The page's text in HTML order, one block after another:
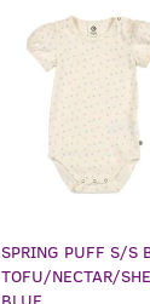
SPRING PUFF S/S
TOFU/NECTAR/